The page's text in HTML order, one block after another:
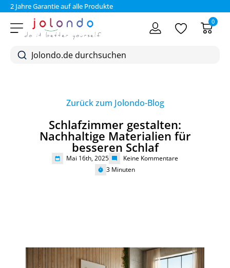
2 Jahre Garantie auf alle Produkte
0
Zurück zum Jolondo-Blog
Schlafzimmer gestalten:
Nachhaltige Materialien für
besseren Schlaf
Mai 16th, 2025
Keine Kommentare
3 Minuten